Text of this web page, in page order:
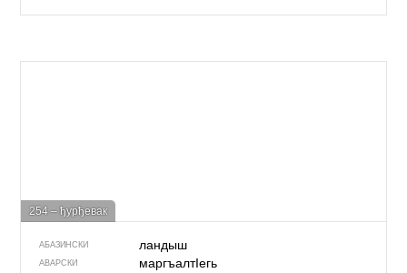
254 – ђурђевак
АБАЗИНСКИ ландыш
АВАРСКИ маргъалтIегь